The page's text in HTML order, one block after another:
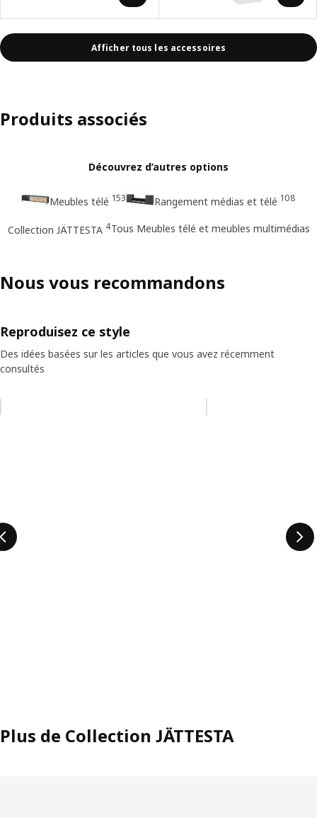
Afficher tous les accessoires
Produits associés
Découvrez d’autres options
Meubles télé 153 Rangement médias et télé 108
Collection JÄTTESTA 4Tous Meubles télé et meubles multimédias
Nous vous recommandons
Reproduisez ce style
Des idées basées sur les articles que vous avez récemment
consultés
Plus de Collection JÄTTESTA